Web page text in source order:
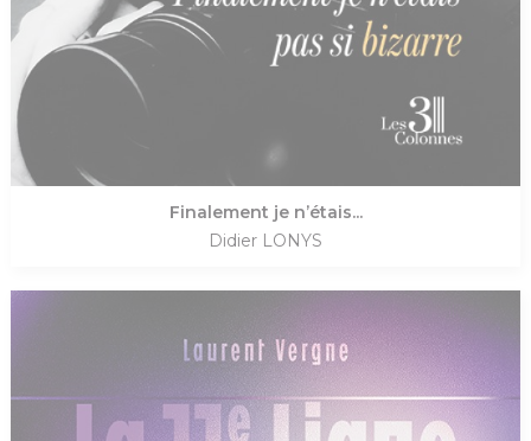
Finalement je n’étais...
Didier LONYS